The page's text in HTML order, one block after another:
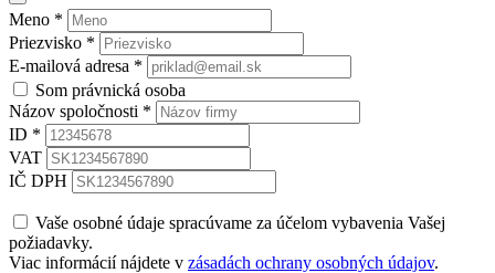
Meno *
Priezvisko *
E-mailová adresa *
Som právnická osoba
Názov spoločnosti *
ID *
VAT
IČ DPH
Vaše osobné údaje spracúvame za účelom vybavenia Vašej
požiadavky.
Viac informácií nájdete v zásadách ochrany osobných údajov.